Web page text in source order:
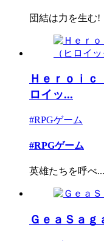
団結は力を生む!
Ｈｅｒｏｉ
ロイッ...
#RPGゲーム
#RPGゲーム
英雄たちを呼べ...
ＧｅａＳａｇ